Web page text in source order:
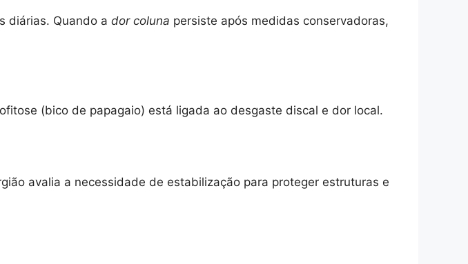
diárias. Quando a dor coluna persiste após medidas conservadoras,
(bico de papagaio) está ligada ao desgaste discal e dor local.
avalia a necessidade de estabilização para proteger estruturas e